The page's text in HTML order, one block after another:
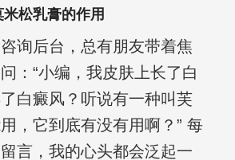
用药的调理，并对白癜风患者的
方位帮助患者康复。
松乳膏的作用
询后台，总有朋友带着焦
：“小编，我皮肤上长了白
白癜风？听说有一种叫芙
，它到底有没有用啊？” 每
言，我的心头都会泛起一